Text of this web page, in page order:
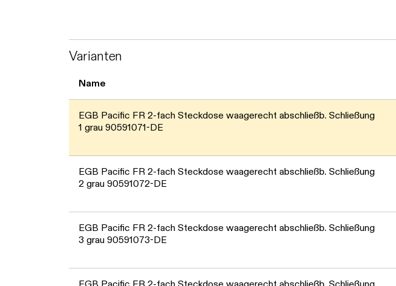
Varianten
Name
EGB Pacific FR 2-fach Steckdose waagerecht abschließb. Schließung
1 grau 90591071-DE
EGB Pacific FR 2-fach Steckdose waagerecht abschließb. Schließung
2 grau 90591072-DE
EGB Pacific FR 2-fach Steckdose waagerecht abschließb. Schließung
3 grau 90591073-DE